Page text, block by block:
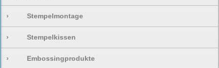
› Stempelmontage
› Stempelkissen
› Embossingprodukte